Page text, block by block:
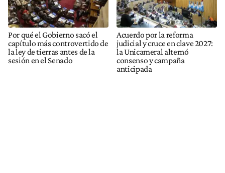
Por qué el Gobierno sacó el
capítulo más controvertido de
la ley de tierras antes de la
sesión en el Senado
Acuerdo por la reforma
judicial y cruce en clave 2027:
la Unicameral alternó
consenso y campaña
anticipada